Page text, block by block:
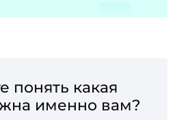
понять какая
именно вам?